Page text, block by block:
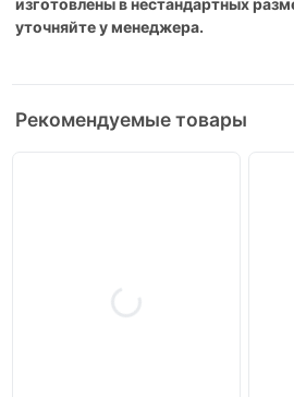
изготовлены в нестандартных
уточняйте у менеджера.
Рекомендуемые товары